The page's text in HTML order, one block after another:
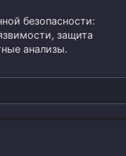
безопасности:
защита
анализы.